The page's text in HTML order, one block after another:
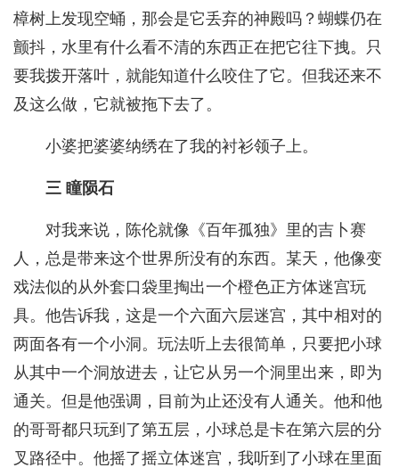
樟树上发现空蛹，那会是它丢弃的神殿吗？蝴蝶仍在
颤抖，水里有什么看不清的东西正在把它往下拽。只
要我拨开落叶，就能知道什么咬住了它。但我还来不
及这么做，它就被拖下去了。
小婆把婆婆纳绣在了我的衬衫领子上。
三 瞳陨石
对我来说，陈伦就像《百年孤独》里的吉卜赛
人，总是带来这个世界所没有的东西。某天，他像变
戏法似的从外套口袋里掏出一个橙色正方体迷宫玩
具。他告诉我，这是一个六面六层迷宫，其中相对的
两面各有一个小洞。玩法听上去很简单，只要把小球
从其中一个洞放进去，让它从另一个洞里出来，即为
通关。但是他强调，目前为止还没有人通关。他和他
的哥哥都只玩到了第五层，小球总是卡在第六层的分
叉路径中。他摇了摇立体迷宫，我听到了小球在里面